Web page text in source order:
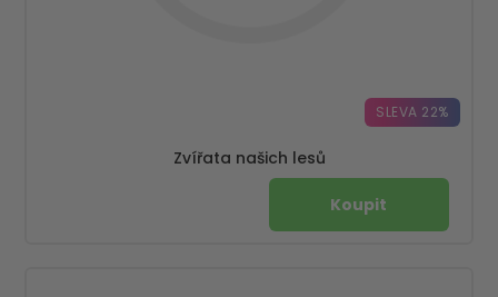
SLEVA 22%
Zvířata našich lesů